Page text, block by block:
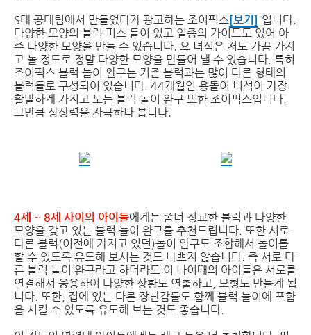
S대 공대팀에서 만들었다가 광고하는 조이픽스[보기] 입니다.
다양한 모양의 블럭 피스 들이 있고 일종의 가이드도 있어 아
주 다양한 모양을 만들 수 있습니다. 요 녀석은 저도 가끔 가지
고 놀 정도로 정말 다양한 모양을 만들어 낼 수 있습니다. 특히
조이픽스 블럭 놀이 완구는 기존 블럭과는 많이 다른 형태의
블럭들로 구성되어 있습니다. 44개월인 용돌이 녀석이 가장
활발하게 가지고 노는 블럭 놀이 완구 또한 조이픽스입니다.
그만큼 상상력을 자극하나 봅니다.
4세 ~ 8세 사이의 아이들에게는 좀더 정교한 블럭과 다양한
모양을 갖고 있는 블럭 놀이 완구를 추천드립니다. 또한 서로
다른 블럭(이전에 가지고 있던)놀이 완구도 조합해서 놀이를
할 수 있도록 유도해 보시는 것도 나쁘지 않습니다. 즉 서로 다
른 블럭 놀이 완구라고 하더라도 이 나이때의 아이들은 서로를
연결해서 응용하여 다양한 상황도 연출하고, 모형도 만들게 됩
니다. 또한, 집에 있는 다른 장난감들도 함께 블럭 놀이에 포함
을 시킬 수 있도록 유도해 보는 것도 좋습니다.